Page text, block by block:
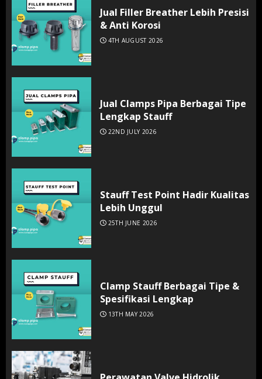
Jual Filler Breather Lebih Presisi
& Anti Korosi
4TH AUGUST 2026
Jual Clamps Pipa Berbagai Tipe
Lengkap Stauff
22ND JULY 2026
Stauff Test Point Hadir Kualitas
Lebih Unggul
25TH JUNE 2026
Clamp Stauff Berbagai Tipe &
Spesifikasi Lengkap
13TH MAY 2026